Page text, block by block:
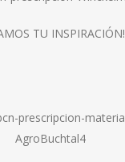
TU INSPIRACIÓN!